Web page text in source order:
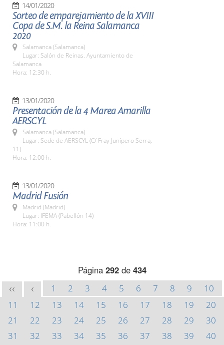
14/01/2020
Sorteo de emparejamiento de la XVIII
Copa de S.M. la Reina Salamanca
2020
Salamanca (Salamanca)
Lugar: Salón de Reinas. Ayuntamiento de
Salamanca
Hora: 12:30 h.
13/01/2020
Presentación de la 4 Marea Amarilla
AERSCYL
Salamanca (Salamanca)
Lugar: Sede de AERSCYL (C/ Fray Junípero Serra,
11)
Hora: 12:00 h.
13/01/2020
Madrid Fusión
Madrid (Madrid)
Lugar: IFEMA (Pabellón 14)
Hora: 11:00 h.
Página 292de 434
<< < 1 2 3 4 5 6 7 8 9
10
11
12 13 14 15 16 17 18 19
20
21
22 23 24 25 26 27 28 29
30
31
32 33 34 35 36 37 38 39
40